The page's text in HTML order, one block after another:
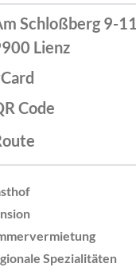
Schloßberg 9-11
Lienz
Code
Spezialitäten